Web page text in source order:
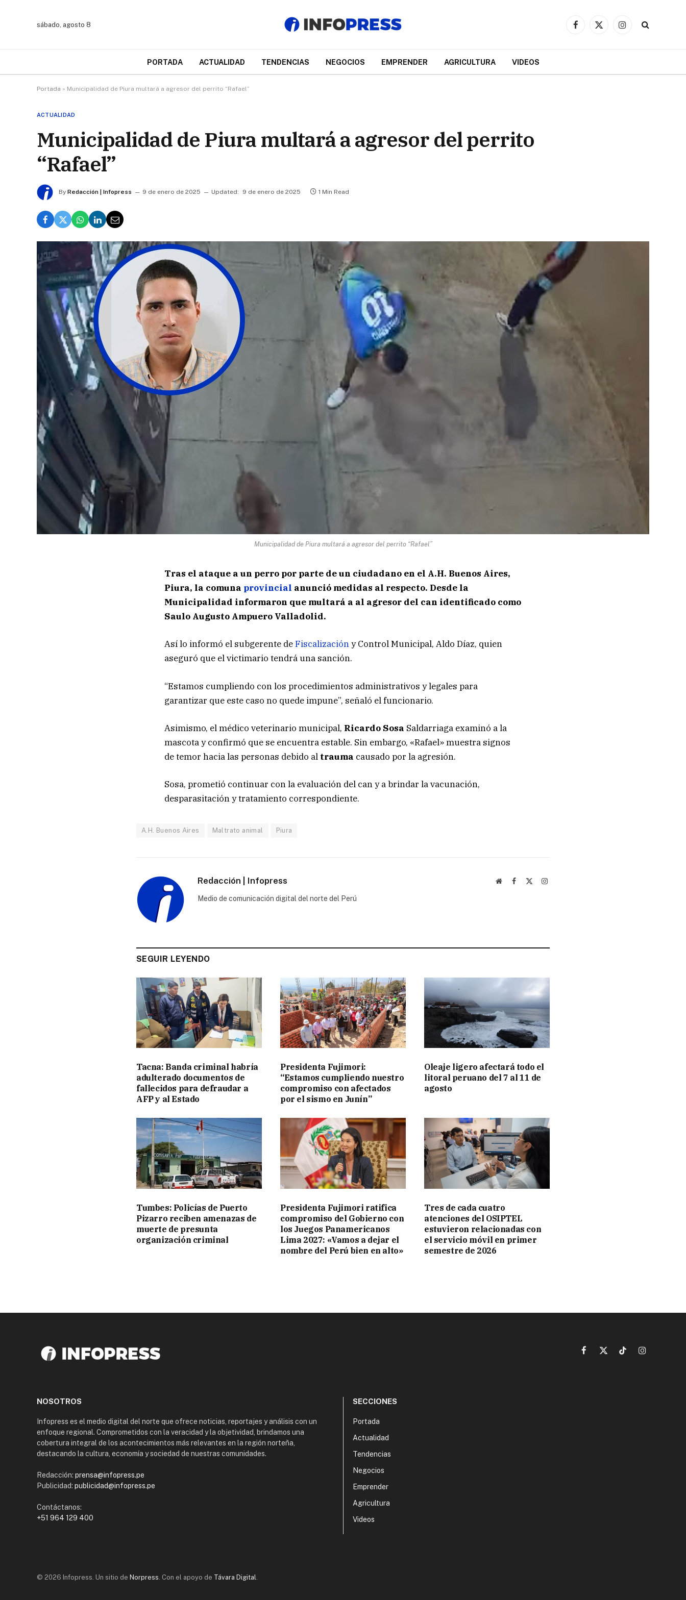
sábado, agosto 8
Facebook
X
Instagram
PORTADA ACTUALIDAD TENDENCIAS NEGOCIOS EMPRENDER AGRICULTURA VIDEOS
Portada » Municipalidad de Piura multará a agresor del perrito “Rafael”
ACTUALIDAD
Municipalidad de Piura multará a agresor del perrito
“Rafael”
By Redacción | Infopress 9 de enero de 2025 Updated: 9 de enero de 2025 1 Min Read
Municipalidad de Piura multará a agresor del perrito “Rafael”
Tras el ataque a un perro por parte de un ciudadano en el A.H. Buenos Aires,
Piura, la comuna provincial anunció medidas al respecto. Desde la
Municipalidad informaron que multará a al agresor del can identificado como
Saulo Augusto Ampuero Valladolid.
Así lo informó el subgerente deFiscalizacióny Control Municipal, Aldo Díaz, quien
aseguró que el victimario tendrá una sanción.
“Estamos cumpliendo con los procedimientos administrativos y legales para
garantizar que este caso no quede impune”, señaló el funcionario.
Asimismo, el médico veterinario municipal, Ricardo Sosa Saldarriaga examinó a la
mascota y confirmó que se encuentra estable. Sin embargo, «Rafael» muestra signos
de temor hacia las personas debido al trauma causado por la agresión.
Sosa, prometió continuar con la evaluación del can y a brindar la vacunación,
desparasitación y tratamiento correspondiente.
A.H. Buenos Aires Maltrato animal Piura
Redacción | Infopress WebsiteFacebook Instagram
Medio de comunicación digital del norte del Perú
SEGUIR LEYENDO
Tacna: Banda criminal habría
adulterado documentos de
fallecidos para defraudar a
AFP y al Estado
Presidenta Fujimori:
“Estamos cumpliendo nuestro
compromiso con afectados
por el sismo en Junín”
Oleaje ligero afectará todo el
litoral peruano del 7 al 11 de
agosto
Tumbes: Policías de Puerto
Pizarro reciben amenazas de
muerte de presunta
organización criminal
Presidenta Fujimori ratifica
compromiso del Gobierno con
los Juegos Panamericanos
Lima 2027: «Vamos a dejar el
nombre del Perú bien en alto»
Tres de cada cuatro
atenciones del OSIPTEL
estuvieron relacionadas con
el servicio móvil en primer
semestre de 2026
Facebook
X
TikTokInstagram
NOSOTROS
Infopress es el medio digital del norte que ofrece noticias, reportajes y análisis con un
enfoque regional. Comprometidos con la veracidad y la objetividad, brindamos una
cobertura integral de los acontecimientos más relevantes en la región norteña,
destacando la cultura, economía y sociedad de nuestras comunidades.
Redacción: prensa@infopress.pe
Publicidad: publicidad@infopress.pe
Contáctanos:
+51 964 129 400
SECCIONES
Portada
Actualidad
Tendencias
Negocios
Emprender
Agricultura
Videos
© 2026 Infopress. Un sitio de Norpress . Con el apoyo de Távara Digital